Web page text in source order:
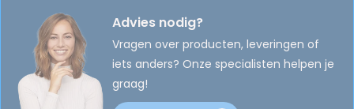
Advies nodig?
Vragen over producten, leveringen of
iets anders? Onze specialisten helpen je
graag!